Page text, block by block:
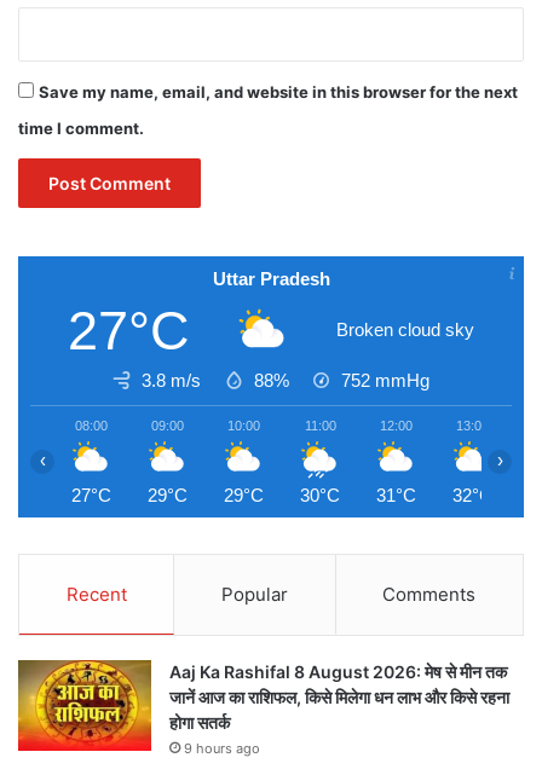
Save my name, email, and website in this browser for the next
time I comment.
Uttar Pradesh
27°C Broken cloud sky
3.8 m/s 88% 752 mmHg
08:00
27°C
09:00
29°C
10:00
29°C
11:00
30°C
12:00
31°C
13:00
32°C
‹ ›
Recent Popular Comments
Aaj Ka Rashifal 8 August 2026: मेष से मीन तक
जानें आज का राशिफल, किसे मिलेगा धन लाभ और किसे रहना
होगा सतर्क
9 hours ago